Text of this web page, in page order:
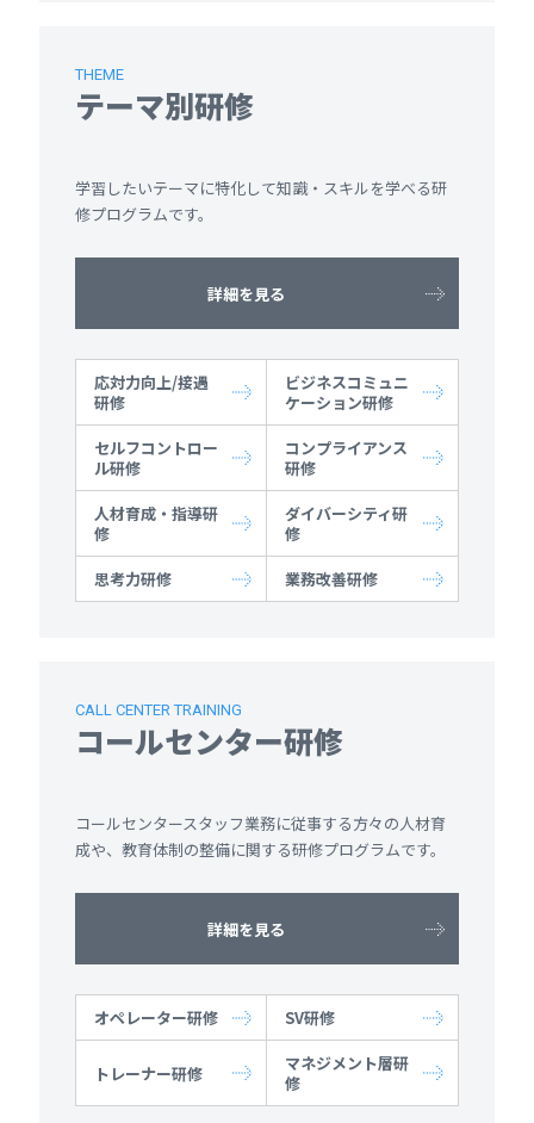
THEME
テーマ別研修
学習したいテーマに特化して知識・スキルを学べる研
修プログラムです。
詳細を見る
応対力向上/接遇
研修
ビジネスコミュニ
ケーション研修
セルフコントロー
ル研修
コンプライアンス
研修
人材育成・指導研
修
ダイバーシティ研
修
思考力研修
業務改善研修
CALL CENTER TRAINING
コールセンター研修
コールセンタースタッフ業務に従事する方々の人材育
成や、教育体制の整備に関する研修プログラムです。
詳細を見る
オペレーター研修 SV研修
トレーナー研修
マネジメント層研
修